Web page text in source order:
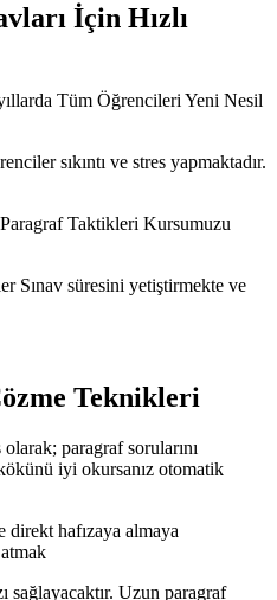
İçin Hızlı
Tüm Öğrencileri Yeni Nesil
sıkıntı ve stres yapmaktadır.
Taktikleri Kursumuzu
Sınav süresini yetiştirmekte ve
Teknikleri
paragraf sorularını
iyi okursanız otomatik
direkt hafızaya almaya
sağlayacaktır. Uzun paragraf